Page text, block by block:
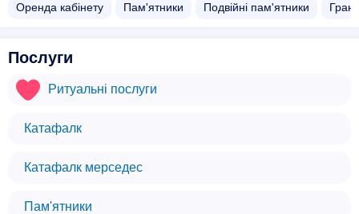
Оренда кабінету Пам'ятники Подвійні пам'ятники
Послуги
Ритуальні послуги
Катафалк
Катафалк мерседес
Пам'ятники